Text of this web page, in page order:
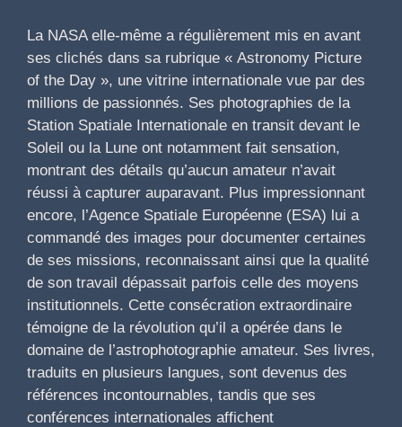
La NASA elle-même a régulièrement mis en avant
ses clichés dans sa rubrique « Astronomy Picture
of the Day », une vitrine internationale vue par des
millions de passionnés. Ses photographies de la
Station Spatiale Internationale en transit devant le
Soleil ou la Lune ont notamment fait sensation,
montrant des détails qu’aucun amateur n’avait
réussi à capturer auparavant. Plus impressionnant
encore, l’Agence Spatiale Européenne (ESA) lui a
commandé des images pour documenter certaines
de ses missions, reconnaissant ainsi que la qualité
de son travail dépassait parfois celle des moyens
institutionnels. Cette consécration extraordinaire
témoigne de la révolution qu’il a opérée dans le
domaine de l’astrophotographie amateur. Ses livres,
traduits en plusieurs langues, sont devenus des
références incontournables, tandis que ses
conférences internationales affichent